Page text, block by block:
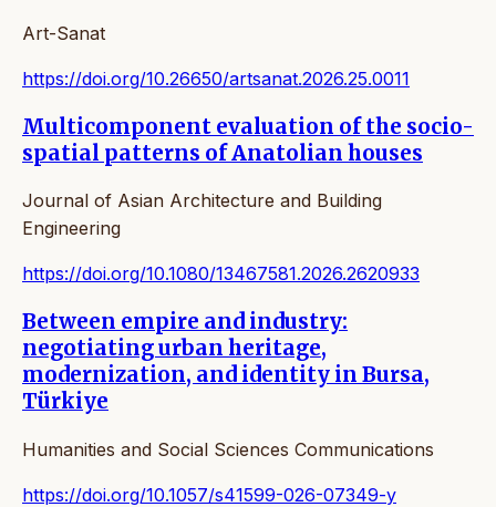
Art-Sanat
https://doi.org/10.26650/artsanat.2026.25.0011
Multicomponent evaluation of the socio-
spatial patterns of Anatolian houses
Journal of Asian Architecture and Building
Engineering
https://doi.org/10.1080/13467581.2026.2620933
Between empire and industry:
negotiating urban heritage,
modernization, and identity in Bursa,
Türkiye
Humanities and Social Sciences Communications
https://doi.org/10.1057/s41599-026-07349-y